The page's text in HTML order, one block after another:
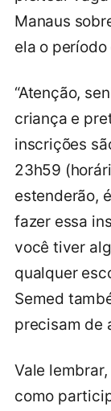
Manaus
ela o
“Atenção,
criança e
inscrições
23h59
estenderão,
fazer essa
você tiver
qualquer
Semed
precisam de
Vale
como